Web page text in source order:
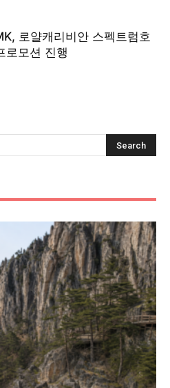
로얄캐리비안 스펙트럼호
로모션 진행